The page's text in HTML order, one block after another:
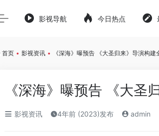
影视导航 今日热点
首页 • 影视资讯 • 《深海》曝预告 《大圣归来》导演构建
《深海》曝预告 《大圣
影视资讯 4年前 (2023)发布 admin